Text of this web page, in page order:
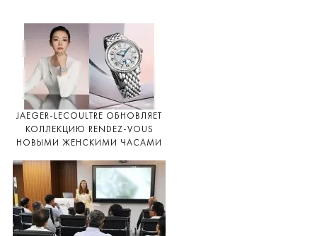
JAEGER-LECOULTRE ОБНОВЛЯЕТ
КОЛЛЕКЦИЮ RENDEZ-VOUS
НОВЫМИ ЖЕНСКИМИ ЧАСАМИ